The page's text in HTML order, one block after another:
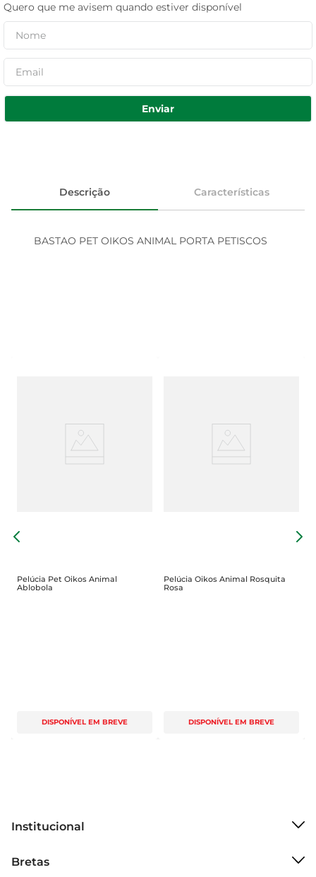
Quero que me avisem quando estiver disponível
Enviar
Descrição Características
BASTAO PET OIKOS ANIMAL PORTA PETISCOS
Pelúcia Pet Oikos Animal
Ablobola
DISPONÍVEL EM BREVE
Pelúcia Oikos Animal Rosquita
Rosa
DISPONÍVEL EM BREVE
Institucional
Grupo Cencosud
Bretas